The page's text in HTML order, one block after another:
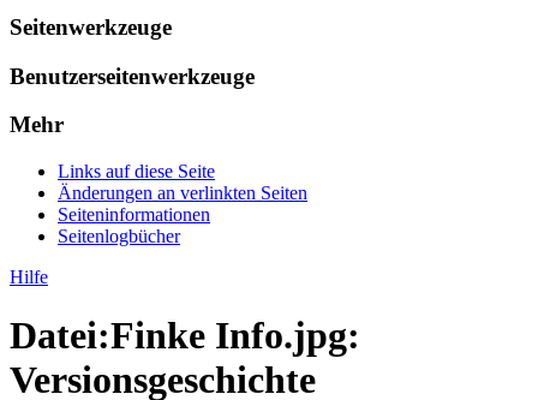
Seitenwerkzeuge
Benutzerseitenwerkzeuge
Mehr
Links auf diese Seite
Änderungen an verlinkten Seiten
Seiten­informationen
Seitenlogbücher
Hilfe
Datei:Finke Info.jpg:
Versionsgeschichte